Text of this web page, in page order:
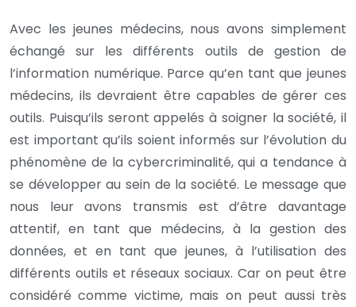
Avec les jeunes médecins, nous avons simplement
échangé sur les différents outils de gestion de
l’information numérique. Parce qu’en tant que jeunes
médecins, ils devraient être capables de gérer ces
outils. Puisqu’ils seront appelés à soigner la société, il
est important qu’ils soient informés sur l’évolution du
phénomène de la cybercriminalité, qui a tendance à
se développer au sein de la société. Le message que
nous leur avons transmis est d’être davantage
attentif, en tant que médecins, à la gestion des
données, et en tant que jeunes, à l’utilisation des
différents outils et réseaux sociaux. Car on peut être
considéré comme victime, mais on peut aussi très